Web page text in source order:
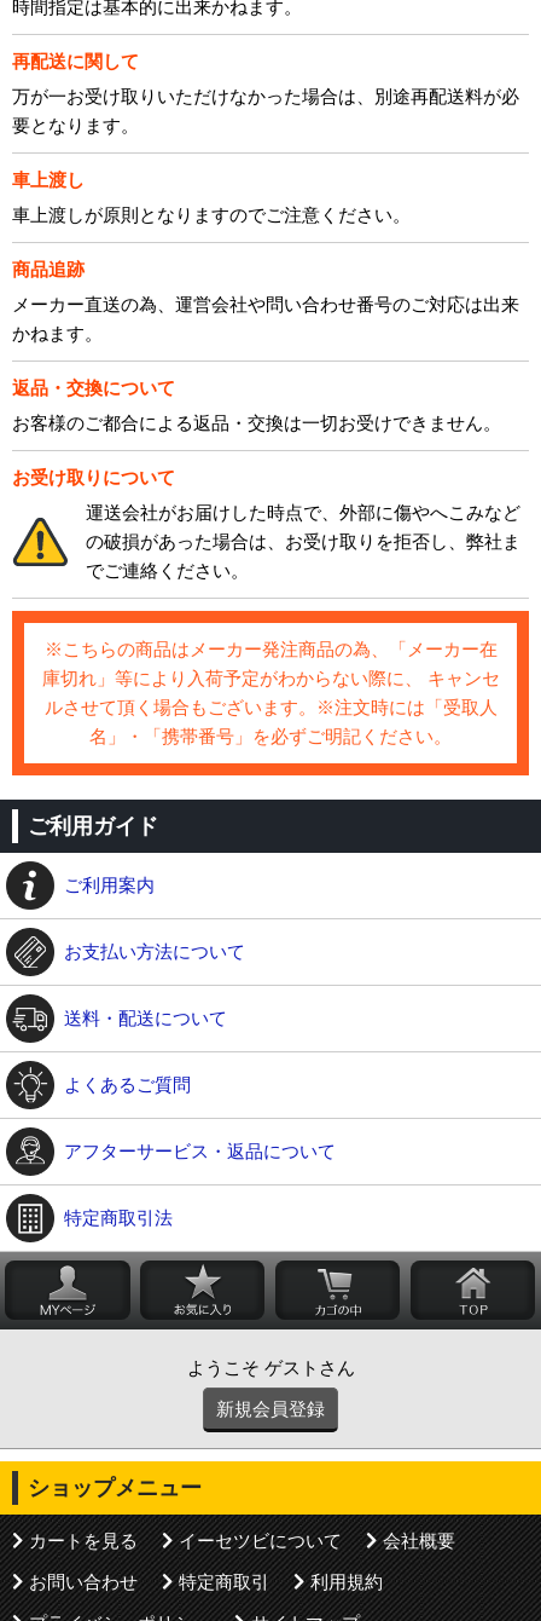
時間指定は基本的に出来かねます。
再配送に関して
万が一お受け取りいただけなかった場合は、別途再配送料が必
要となります。
車上渡し
車上渡しが原則となりますのでご注意ください。
商品追跡
メーカー直送の為、運営会社や問い合わせ番号のご対応は出来
かねます。
返品・交換について
お客様のご都合による返品・交換は一切お受けできません。
お受け取りについて
運送会社がお届けした時点で、外部に傷やへこみなど
の破損があった場合は、お受け取りを拒否し、弊社ま
でご連絡ください。
※こちらの商品はメーカー発注商品の為、「メーカー在
庫切れ」等により入荷予定がわからない際に、 キャンセ
ルさせて頂く場合もございます。※注文時には「受取人
名」・「携帯番号」を必ずご明記ください。
ご利用ガイド
ご利用案内
お支払い方法について
送料・配送について
よくあるご質問
アフターサービス・返品について
特定商取引法
ようこそ ゲストさん
新規会員登録
ショップメニュー
カートを見る イーセツビについて
会社概要
お問い合わせ
特定商取引
利用規約